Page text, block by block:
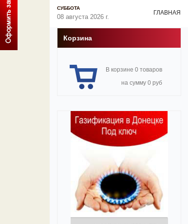
СУББОТА
08 августа 2026 г.
ГЛАВНАЯ
Корзина
В корзине 0 товаров
на сумму 0 руб